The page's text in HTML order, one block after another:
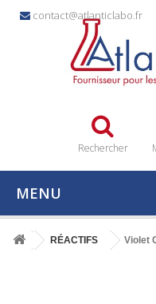
contact@atlanticlabo.fr
Rechercher
MENU
RÉACTIFS Violet